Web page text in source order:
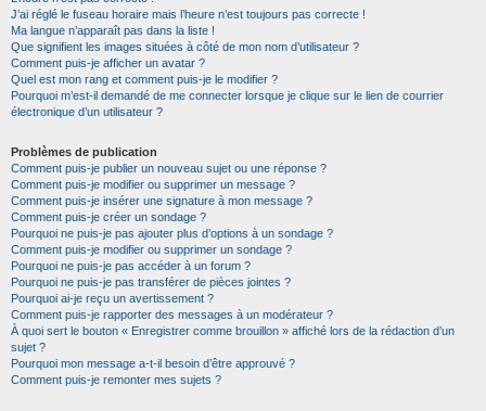
J’ai réglé le fuseau horaire mais l’heure n’est toujours pas correcte !
Ma langue n’apparaît pas dans la liste !
Que signifient les images situées à côté de mon nom d’utilisateur ?
Comment puis-je afficher un avatar ?
Quel est mon rang et comment puis-je le modifier ?
Pourquoi m’est-il demandé de me connecter lorsque je clique sur le lien de courrier
électronique d’un utilisateur ?
Problèmes de publication
Comment puis-je publier un nouveau sujet ou une réponse ?
Comment puis-je modifier ou supprimer un message ?
Comment puis-je insérer une signature à mon message ?
Comment puis-je créer un sondage ?
Pourquoi ne puis-je pas ajouter plus d’options à un sondage ?
Comment puis-je modifier ou supprimer un sondage ?
Pourquoi ne puis-je pas accéder à un forum ?
Pourquoi ne puis-je pas transférer de pièces jointes ?
Pourquoi ai-je reçu un avertissement ?
Comment puis-je rapporter des messages à un modérateur ?
À quoi sert le bouton « Enregistrer comme brouillon » affiché lors de la rédaction d’un
sujet ?
Pourquoi mon message a-t-il besoin d’être approuvé ?
Comment puis-je remonter mes sujets ?